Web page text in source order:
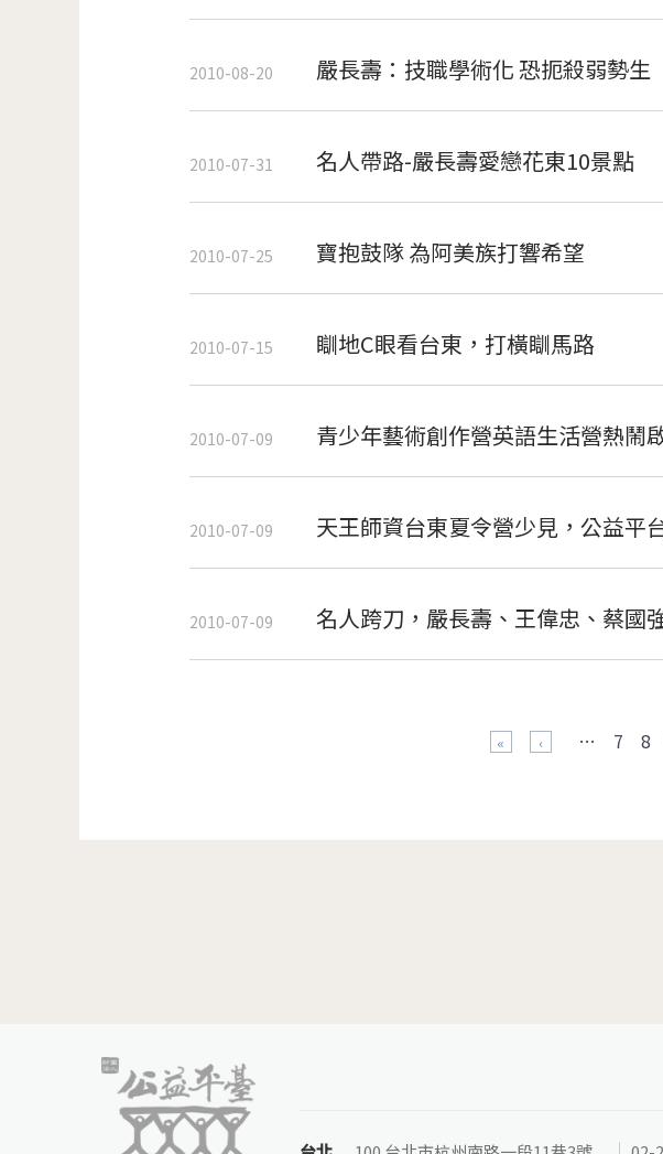
2010-08-20 嚴長壽：技職學術化 恐扼殺弱勢生
2010-07-31 名人帶路-嚴長壽愛戀花東10景點
2010-07-25 寶抱鼓隊 為阿美族打響希望
2010-07-15 瞓地C眼看台東，打橫瞓馬路
2010-07-09 青少年藝術創作營英語生活營熱鬧
2010-07-09 天王師資台東夏令營少見，公益平
2010-07-09 名人跨刀，嚴長壽、王偉忠、蔡國
… 7 8